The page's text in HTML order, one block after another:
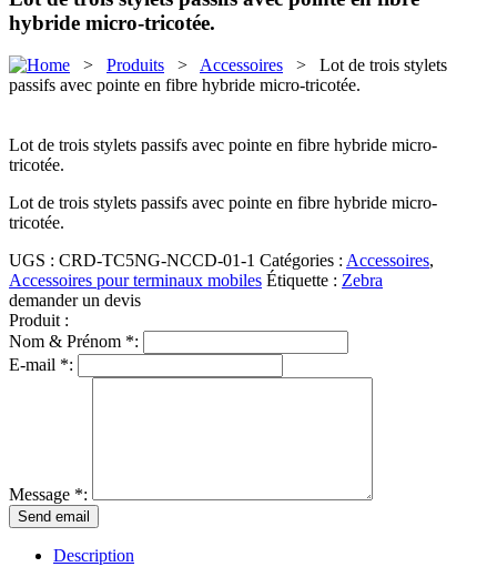
hybride micro-tricotée.
> Produits > Accessoires > Lot de trois stylets
passifs avec pointe en fibre hybride micro-tricotée.
Lot de trois stylets passifs avec pointe en fibre hybride micro-
tricotée.
Lot de trois stylets passifs avec pointe en fibre hybride micro-
tricotée.
UGS : CRD-TC5NG-NCCD-01-1 Catégories : Accessoires,
Accessoires pour terminaux mobiles Étiquette : Zebra
demander un devis
Produit :
Nom & Prénom *:
E-mail *:
Message *:
Description